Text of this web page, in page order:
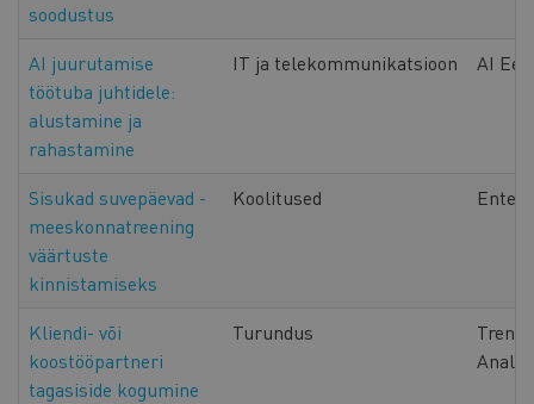
soodustus
AI juurutamise
töötuba juhtidele:
alustamine ja
rahastamine
IT ja telekommunikatsioon AI
Sisukad suvepäevad -
meeskonnatreening
väärtuste
kinnistamiseks
Koolitused
Kliendi- või
koostööpartneri
tagasiside kogumine
Turundus